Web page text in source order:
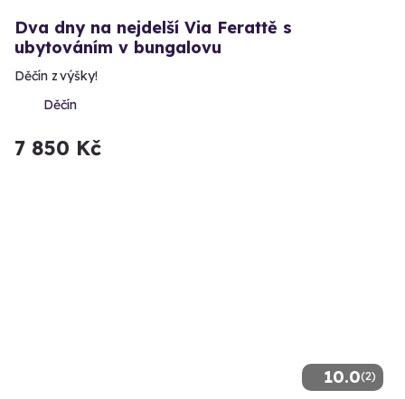
Dva dny na nejdelší Via Ferattě s
ubytováním v bungalovu
Děčín z výšky!
Děčín
7 850 Kč
10.0(2)